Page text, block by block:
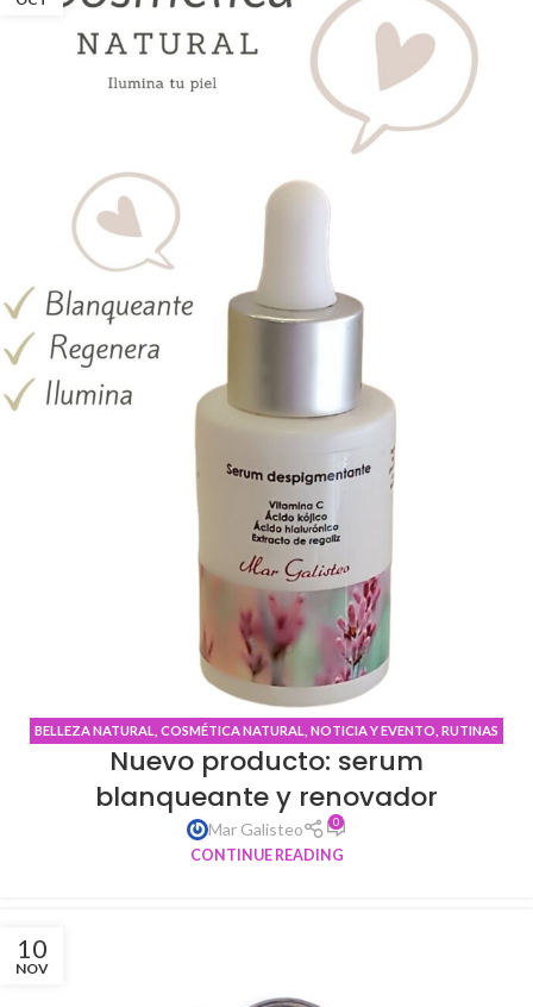
BELLEZA NATURAL COSMÉTICA NATURAL NOTICIA Y EVENTO RUTINAS
DE BELLEZA
Nuevo producto: serum
blanqueante y renovador
Mar Galisteo 0
CONTINUE READING
10
NOV